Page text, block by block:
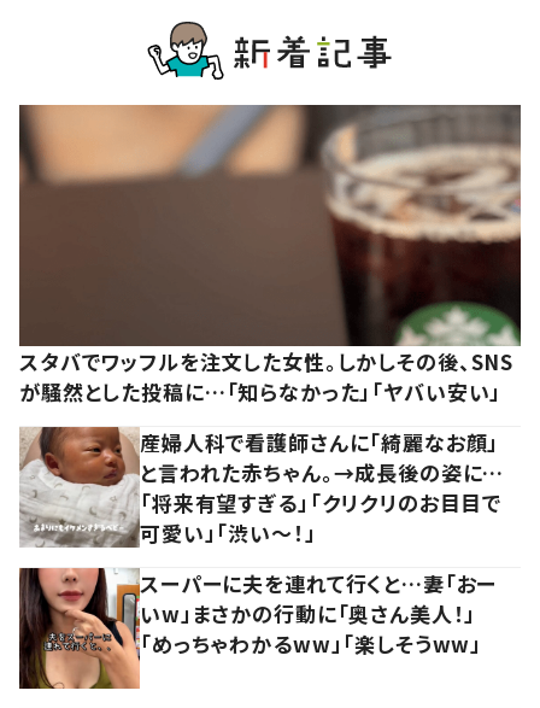
スタバでワッフルを注文した女性。しかしその後、SNS
が騒然とした投稿に…「知らなかった」「ヤバい安い」
産婦人科で看護師さんに「綺麗なお顔」
と言われた赤ちゃん。→成長後の姿に…
「将来有望すぎる」「クリクリのお目目で
可愛い」「渋い～！」
スーパーに夫を連れて行くと…妻「おー
いw」まさかの行動に「奥さん美人！」
「めっちゃわかるww」「楽しそうww」